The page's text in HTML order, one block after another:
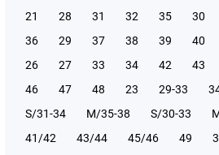
21
28 31 32 35 30
36
29 37 38 39 40
26
27 33 34 42 43
46
47 48 23 29-33
S/31-34
М/35-38 S/30-33
41/42
43/44 45/46 49